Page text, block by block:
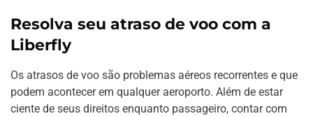
Resolva seu atraso de voo com a
Liberfly
Os atrasos de voo são problemas aéreos recorrentes e que
podem acontecer em qualquer aeroporto. Além de estar
ciente de seus direitos enquanto passageiro, contar com